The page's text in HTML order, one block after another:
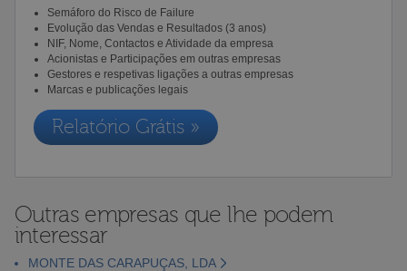
Semáforo do Risco de Failure
Evolução das Vendas e Resultados (3 anos)
NIF, Nome, Contactos e Atividade da empresa
Acionistas e Participações em outras empresas
Gestores e respetivas ligações a outras empresas
Marcas e publicações legais
Relatório Grátis »
Outras empresas que lhe podem
interessar
MONTE DAS CARAPUÇAS, LDA